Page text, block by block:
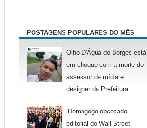
POSTAGENS POPULARES DO MÊS
Olho D'Água do Borges está
em choque com a morte do
assessor de mídia e
designer da Prefeitura
‘Demagogo obcecado’ –
editorial do Wall Street